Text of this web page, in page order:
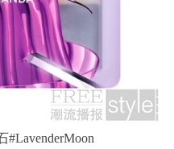
#LavenderMoon